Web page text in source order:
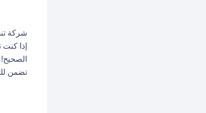
شركة
إذا
تضمن لك